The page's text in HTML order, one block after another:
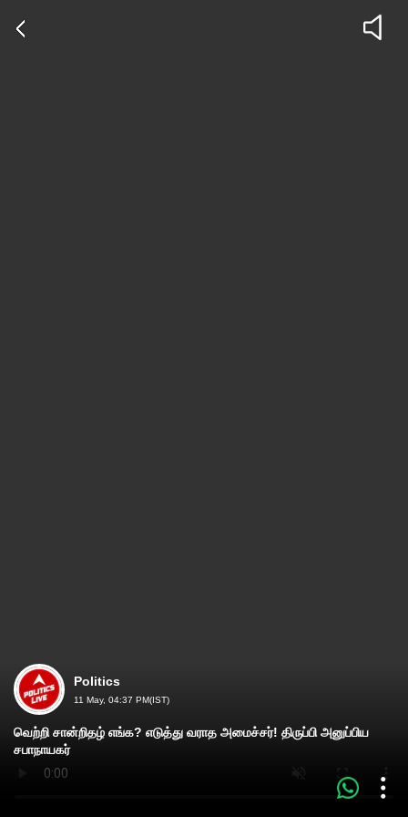
Politics
11 May, 04:37 PM(IST)
வெற்றி சான்றிதழ் எங்க? எடுத்து வராத அமைச்சர்! திருப்பி அனுப்பிய
சபாநாயகர்